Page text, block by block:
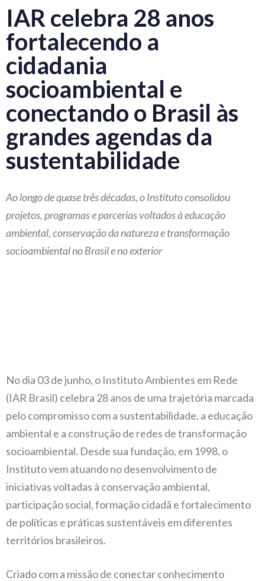
IAR celebra 28 anos
fortalecendo a
cidadania
socioambiental e
conectando o Brasil às
grandes agendas da
sustentabilidade
Ao longo de quase três décadas, o Instituto consolidou
projetos, programas e parcerias voltados à educação
ambiental, conservação da natureza e transformação
socioambiental no Brasil e no exterior
No dia 03 de junho, o Instituto Ambientes em Rede
(IAR Brasil) celebra 28 anos de uma trajetória marcada
pelo compromisso com a sustentabilidade, a educação
ambiental e a construção de redes de transformação
socioambiental. Desde sua fundação, em 1998, o
Instituto vem atuando no desenvolvimento de
iniciativas voltadas à conservação ambiental,
participação social, formação cidadã e fortalecimento
de políticas e práticas sustentáveis em diferentes
territórios brasileiros.
Criado com a missão de conectar conhecimento